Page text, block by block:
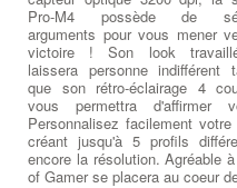
Pro-M4 possède de
arguments pour vous mener
victoire ! Son look
laissera personne indifférent
que son rétro-éclairage 4
vous permettra d'affirmer
Personnalisez facilement
créant jusqu'à 5 profils
encore la résolution. Agréable
of Gamer se placera au coeur